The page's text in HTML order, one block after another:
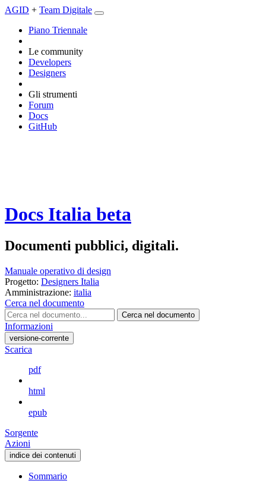
AGID + Team Digitale
Piano Triennale
Le community
Developers
Designers
Gli strumenti
Forum
Docs
GitHub
Docs Italia beta
Documenti pubblici, digitali.
Manuale operativo di design
Progetto: Designers Italia
Amministrazione: italia
Cerca nel documento
Cerca nel documento
Informazioni
versione-corrente
Scarica
pdf
html
epub
Sorgente
Azioni
indice dei contenuti
Sommario